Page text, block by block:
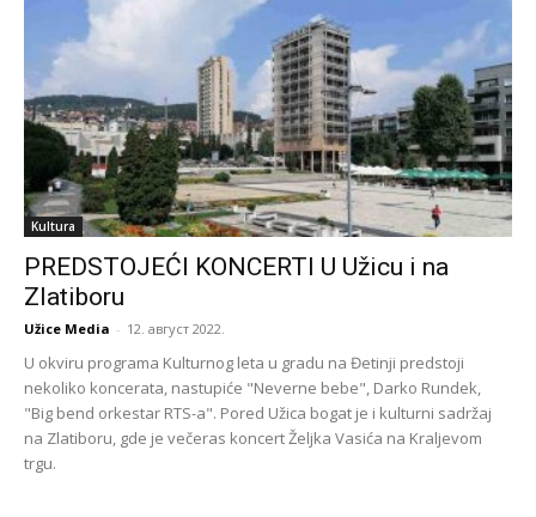
Kultura
PREDSTOJEĆI KONCERTI U Užicu i na
Zlatiboru
Užice Media - 12. август 2022.
U okviru programa Kulturnog leta u gradu na Đetinji predstoji
nekoliko koncerata, nastupiće "Neverne bebe", Darko Rundek,
"Big bend orkestar RTS-a". Pored Užica bogat je i kulturni sadržaj
na Zlatiboru, gde je večeras koncert Željka Vasića na Kraljevom
trgu.